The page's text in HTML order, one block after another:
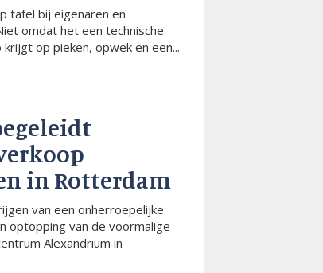
tafel bij eigenaren en
omdat het een technische
op pieken, opwek en een...
in Rotterdam
van een onherroepelijke
optopping van de voormalige
Alexandrium in